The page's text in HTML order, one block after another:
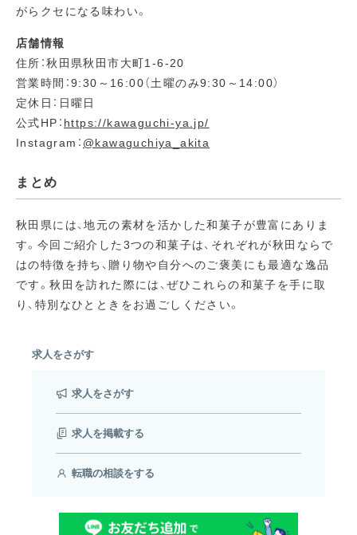
がらクセになる味わい。
店舗情報
住所：秋田県秋田市大町1-6-20
営業時間：9:30～16:00（土曜のみ9:30～14:00）
定休日：日曜日
公式HP： https://kawaguchi-ya.jp/
Instagram： @kawaguchiya_akita
まとめ
秋田県には、地元の素材を活かした和菓子が豊富にありま
す。今回ご紹介した3つの和菓子は、それぞれが秋田ならで
はの特徴を持ち、贈り物や自分へのご褒美にも最適な逸品
です。秋田を訪れた際には、ぜひこれらの和菓子を手に取
り、特別なひとときをお過ごしください。
求人をさがす
求人をさがす
求人を掲載する
転職の相談をする